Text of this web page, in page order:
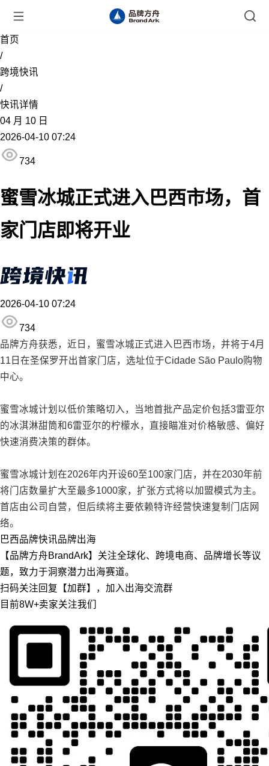
首页
/
跨境快讯
/
快讯详情
04 月 10 日
2026-04-10 07:24
734
蜜雪冰城正式进入巴西市场，首
家门店即将开业
2026-04-10 07:24
734
品牌方舟获悉，近日，蜜雪冰城正式进入巴西市场，并将于4月
11日在圣保罗开出首家门店，选址位于Cidade São Paulo购物
中心。
蜜雪冰城计划以低价策略切入，当地首批产品定价包括3雷亚尔
的冰淇淋甜筒和6雷亚尔的柠檬水，直接瞄准对价格敏感、偏好
快速消费决策的群体。
蜜雪冰城计划在2026年内开设60至100家门店，并在2030年前
将门店数量扩大至最多1000家，扩张方式将以加盟模式为主。
首店由公司自营，但后续将主要依赖特许经营快速复制门店网
络。
巴西品牌快讯品牌出海
【品牌方舟BrandArk】关注全球化、跨境电商、品牌增长等议
题，致力于洞察潜力出海赛道。
扫码关注回复【加群】，加入出海交流群
目前8W+卖家关注我们